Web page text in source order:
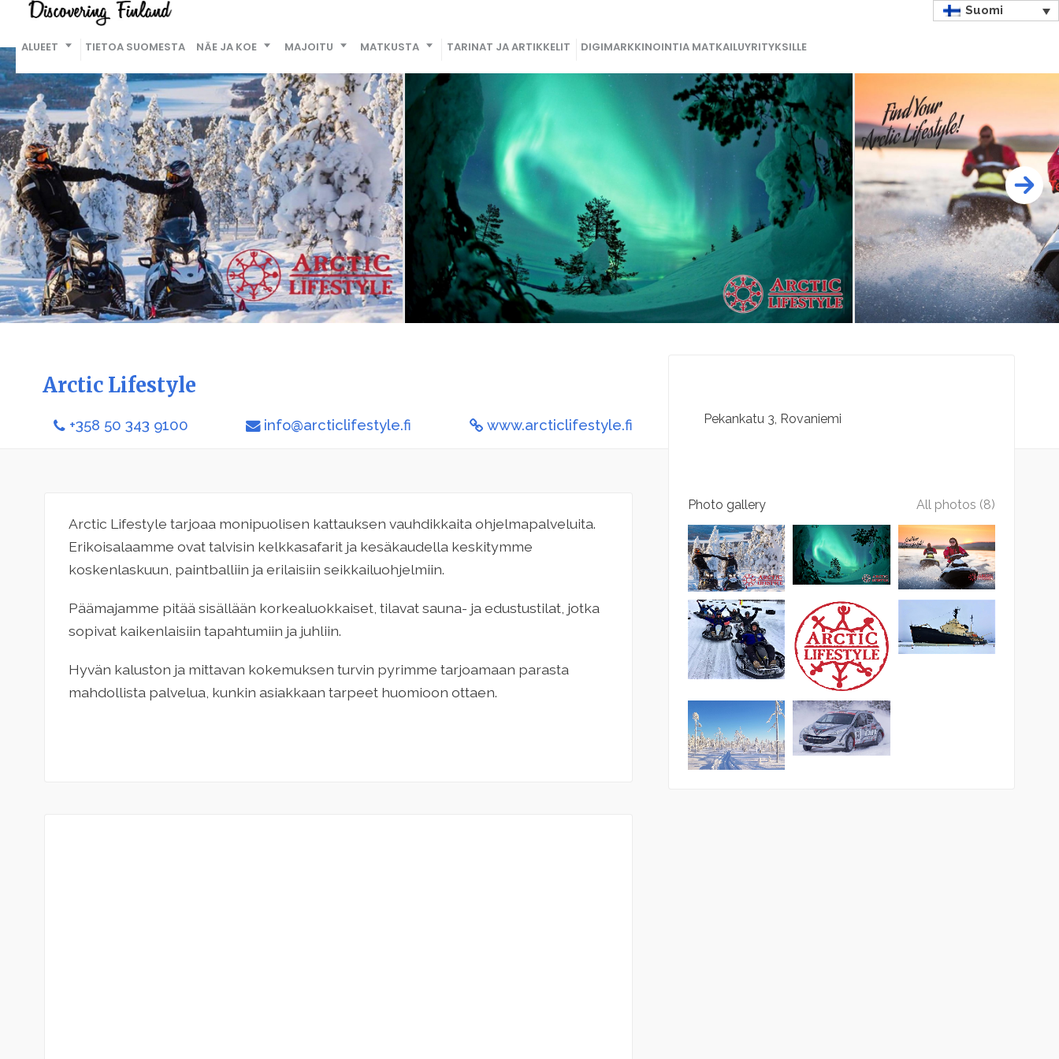
ALUEET TIETOA SUOMESTA NÄE JA KOE MAJOITU MATKUSTA TARINAT JA ARTIKKELIT DIGIMARKKINOINTIA MATKAILUYRITYKSILLE
Suomi
Arctic Lifestyle
+358 50 343 9100 info@arcticlifestyle.fi www.arcticlifestyle.fi
Arctic Lifestyle tarjoaa monipuolisen kattauksen vauhdikkaita ohjelmapalveluita.
Erikoisalaamme ovat talvisin kelkkasafarit ja kesäkaudella keskitymme
koskenlaskuun, paintballiin ja erilaisiin seikkailuohjelmiin.
Päämajamme pitää sisällään korkealuokkaiset, tilavat sauna- ja edustustilat, jotka
sopivat kaikenlaisiin tapahtumiin ja juhliin.
Hyvän kaluston ja mittavan kokemuksen turvin pyrimme tarjoamaan parasta
mahdollista palvelua, kunkin asiakkaan tarpeet huomioon ottaen.
Pekankatu 3 Rovaniemi
Photo gallery All photos (8)